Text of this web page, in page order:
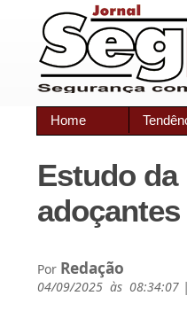
Home
Estudo da
Por Redação
04/09/2025 às 08:34:07